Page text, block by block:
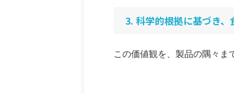
3. 科学的根拠に基づき、
この価値観を、製品の隅々ま